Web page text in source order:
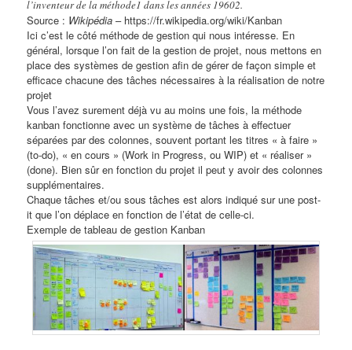
l’inventeur de la méthode1 dans les années 19602.
Source : Wikipédia – https://fr.wikipedia.org/wiki/Kanban
Ici c’est le côté méthode de gestion qui nous intéresse. En
général, lorsque l’on fait de la gestion de projet, nous mettons en
place des systèmes de gestion afin de gérer de façon simple et
efficace chacune des tâches nécessaires à la réalisation de notre
projet
Vous l’avez surement déjà vu au moins une fois, la méthode
kanban fonctionne avec un système de tâches à effectuer
séparées par des colonnes, souvent portant les titres « à faire »
(to-do), « en cours » (Work in Progress, ou WIP) et « réaliser »
(done). Bien sûr en fonction du projet il peut y avoir des colonnes
supplémentaires.
Chaque tâches et/ou sous tâches est alors indiqué sur une post-
it que l’on déplace en fonction de l’état de celle-ci.
Exemple de tableau de gestion Kanban